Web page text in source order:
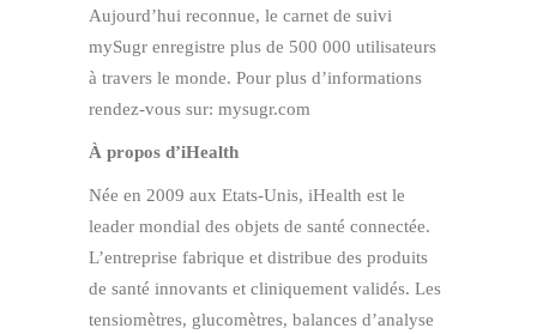
Aujourd’hui reconnue, le carnet de suivi
mySugr enregistre plus de 500 000 utilisateurs
à travers le monde. Pour plus d’informations
rendez-vous sur: mysugr.com
À propos d’iHealth
Née en 2009 aux Etats-Unis, iHealth est le
leader mondial des objets de santé connectée.
L’entreprise fabrique et distribue des produits
de santé innovants et cliniquement validés. Les
tensiomètres, glucomètres, balances d’analyse